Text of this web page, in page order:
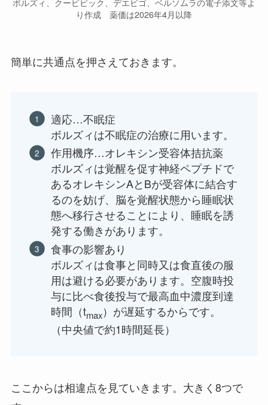
り作成 薬価は2026年4月以降
簡単に共通点を押さえておきます。
適応…不眠症
ボルズィは不眠症の治療に用います。
作用機序…オレキシン受容体拮抗薬
ボルズィは覚醒を促す神経ペプチドで
あるオレキシンAとBが受容体に結合す
るのを妨げ、脳を覚醒状態から睡眠状
態へ移行させることにより、睡眠を誘
発する働きがあります。
食事の影響あり
ボルズィは食事と同時又は食直後の服
用は避ける必要があります。空腹時投
与に比べ食後投与で最高血中濃度到達
時間（tmax）が遅延するからです。
（中央値で約1時間延長）
ここからは相違点を見ていきます。大きく8つで